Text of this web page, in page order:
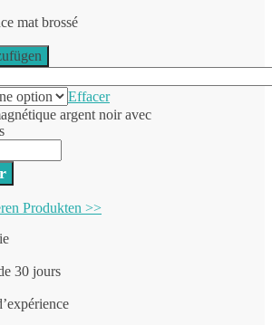
mat brossé
Effacer
argent noir avec
Produkten >>
30 jours